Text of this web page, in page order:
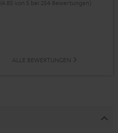
(4.85 von 5 bei 254 Bewertungen)
ALLE BEWERTUNGEN